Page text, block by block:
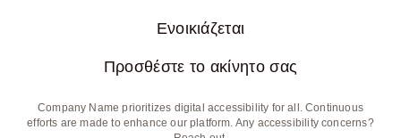
Ενοικιάζεται
Προσθέστε το ακίνητο σας
Company Name prioritizes digital accessibility for all. Continuous
efforts are made to enhance our platform. Any accessibility concerns?